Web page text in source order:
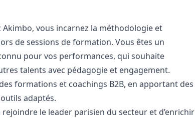
Akimbo, vous incarnez la méthodologie et
de sessions de formation. Vous êtes un
pour vos performances, qui souhaite
talents avec pédagogie et engagement.
formations et coachings B2B, en apportant des
adaptés.
rejoindre le leader parisien du secteur et d’enrichir